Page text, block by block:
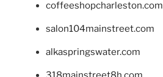
coffeeshopcharleston.com
salon104mainstreet.com
alkaspringswater.com